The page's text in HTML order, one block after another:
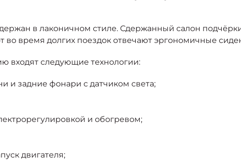
в лаконичном стиле. Сдержанный салон
во время долгих поездок отвечают эргономичные
входят следующие технологии:
и задние фонари с датчиком света;
и обогревом;
двигателя;